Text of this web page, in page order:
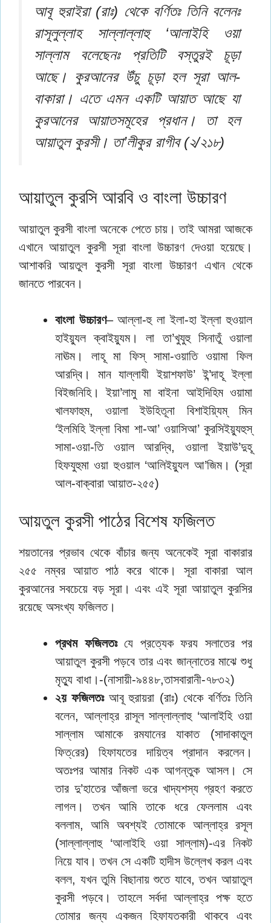
আবূ হুরাইরা (রাঃ) থেকে বর্ণিতঃ তিনি বলেনঃ
রাসূলুল্লাহ সাল্লাল্লাহু ‘আলাইহি ওয়া
সাল্লাম বলেছেনঃ প্রতিটি বস্তুরই চূড়া
আছে। কুরআনের উঁচু চূড়া হল সূরা আল-
বাকারা। এতে এমন একটি আয়াত আছে যা
কুরআনের আয়াতসমূহের প্রধান। তা হল
আয়াতুল কুরসী। তা’লীকুর রাগীব (২/২১৮)
আয়াতুল কুরসি আরবি ও বাংলা উচ্চারণ
আয়াতুল কুরসী বাংলা অনেকে পেতে চায়। তাই আমরা আজকে
এখানে আয়াতুল কুরসী সূরা বাংলা উচ্চারণ দেওয়া হয়েছে।
আশাকরি আয়তুল কুরসী সূরা বাংলা উচ্চারণ এখান থেকে
জানতে পারবেন।
বাংলা উচ্চারণ– আল্লা-হু লা ইলা-হা ইল্লা হুওয়াল
হাইয়্যুল ক্বাইয়্যুম। লা তা’খুযুহু সিনাতুঁ ওয়ালা
নাঊম। লাহূ মা ফিস্ সামা-ওয়াতি ওয়ামা ফিল
আরদ্বি। মান যাল্লাযী ইয়াশফাউ’ ই’ন্দাহূ ইল্লা
বিইজনিহি। ইয়া’লামু মা বাইনা আইদিহিম ওয়ামা
খালফাহুম, ওয়ালা ইউহিতূনা বিশাইয়্যিম্ মিন
‘ইলমিহি ইল্লা বিমা শা-আ’ ওয়াসিআ’ কুরসিইয়্যুহুস্
সামা-ওয়া-তি ওয়াল আরদ্বি, ওয়ালা ইয়াউ’দুহূ
হিফযুহুমা ওয়া হুওয়াল ‘আলিইয়্যুল আ’জিম। (সূরা
আল-বাক্বারা আয়াত-২৫৫)
আয়তুল কুরসী পাঠের বিশেষ ফজিলত
শয়তানের প্রভাব থেকে বাঁচার জন্য অনেকেই সূরা বাকারার
২৫৫ নম্বর আয়াত পাঠ করে থাকে। সূরা বাকারা আল
কুরআনের সবচেয়ে বড় সূরা। এবং এই সূরা আয়াতুল কুরসির
রয়েছে অসংখ্য ফজিলত।
প্রথম ফজিলতঃযে প্রত্যেক ফরয সলাতের পর
আয়াতুল কুরসী পড়বে তার এবং জান্নাতের মাঝে শুধু
মৃত্যু বাধা।-(নাসায়ী-৯৪৪৮,তাসবারানী-৭৮৩২)
২য় ফজিলতঃআবূ হুরায়রা (রাঃ) থেকে বর্ণিতঃ তিনি
বলেন, আল্লাহ্‌র রাসূল সাল্লাল্লাহু ‘আলাইহি ওয়া
সাল্লাম আমাকে রমযানের যাকাত (সাদাকাতুল
ফিত্‌রের) হিফাযতের দায়িত্ব প্রাদান করলেন।
অতঃপর আমার নিকট এক আগন্তুক আসল। সে
তার দু’হাতের আঁজলা ভরে খাদ্যশস্য গ্রহণ করতে
লাগল। তখন আমি তাকে ধরে ফেললাম এবং
বললাম, আমি অবশ্যই তোমাকে আল্লাহ্‌র রসূল
(সাল্লাল্লাহু ‘আলাইহি ওয়া সাল্লাম)-এর নিকট
নিয়ে যাব। তখন সে একটি হাদীস উল্লেখ করল এবং
বলল, যখন তুমি বিছানায় শুতে যাবে, তখন আয়াতুল
কুরসী পড়বে। তাহলে সর্বদা আল্লাহ্‌র পক্ষ হতে
তোমার জন্য একজন হিফাযতকারী থাকবে এবং